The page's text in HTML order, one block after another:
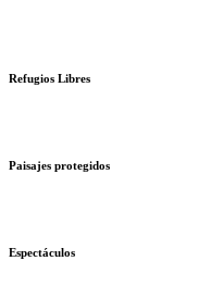
Refugios Libres
Paisajes protegidos
Espectáculos